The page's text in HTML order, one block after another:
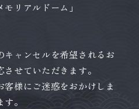
リアルドーム」
キャンセルを希望されるお
せていただきます。
様にご迷惑をおかけしま
。